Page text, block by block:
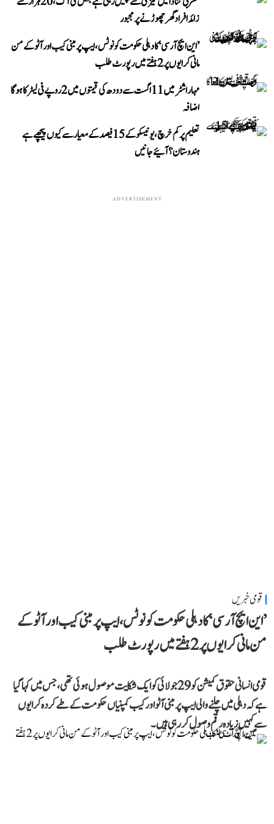
زائد افراد گھر چھوڑنے پر مجبور
’این ایچ آر سی‘ کا دہلی حکومت کو نوٹس، ایپ پر مبنی کیب اور آٹو کے من
مانی کرایوں پر 2 ہفتے میں رپورٹ طلب
مہاراشٹر میں 11 اگست سے دودھ کی قیمتوں میں 2 روپے فی لیٹر کا ہوگا
اضافہ
تعلیم پر کم خرچ، یونیسکو کے 15 فیصد کے معیار سے کیوں پیچھے ہے
ہندوستان؟ آئیے جانیں
ADVERTISEMENT
قومی خبریں
’این ایچ آر سی‘ کا دہلی حکومت کو نوٹس، ایپ پر مبنی کیب اور آٹو کے
من مانی کرایوں پر 2 ہفتے میں رپورٹ طلب
قومی انسانی حقوق کمیشن کو 29 جولائی کو ایک شکایت موصول ہوئی تھی، جس میں کہا گیا
ہے کہ دہلی میں چلنے والی ایپ پر مبنی آٹو اور کیب کمپنیاں حکومت کے طے کردہ کرایوں
سے کہیں زیادہ رقم وصول کر رہی ہیں۔